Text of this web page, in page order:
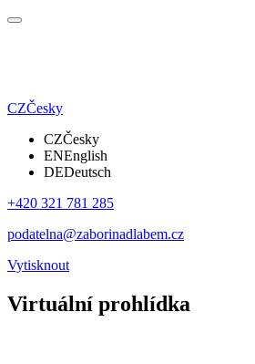
CZČesky
CZČesky
ENEnglish
DEDeutsch
+420 321 781 285
podatelna@zaborinadlabem.cz
Vytisknout
Virtuální prohlídka